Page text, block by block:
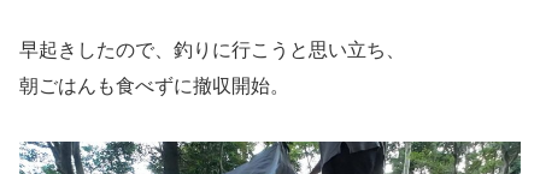
早起きしたので、釣りに行こうと思い立ち、
朝ごはんも食べずに撤収開始。